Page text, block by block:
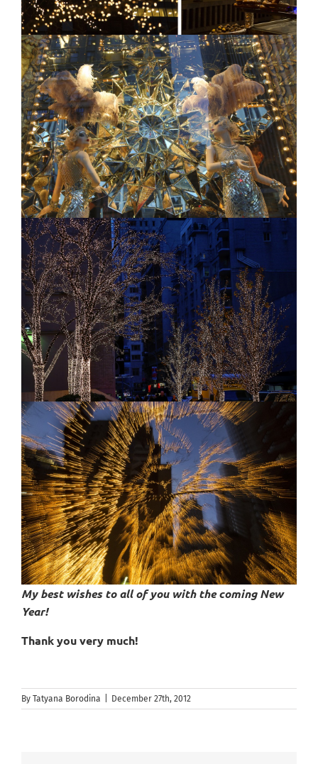
My best wishes to all of you with the coming New
Year!
Thank you very much!
By Tatyana Borodina December 27th, 2012